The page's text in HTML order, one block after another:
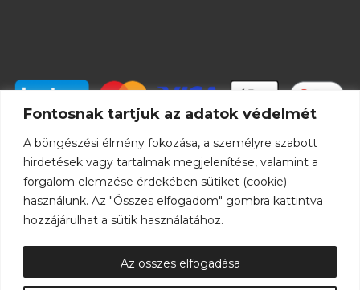
Fontosnak tartjuk az adatok védelmét
A böngészési élmény fokozása, a személyre szabott
hirdetések vagy tartalmak megjelenítése, valamint a
forgalom elemzése érdekében sütiket (cookie)
használunk. Az "Összes elfogadom" gombra kattintva
hozzájárulhat a sütik használatához.
Az összes elfogadása